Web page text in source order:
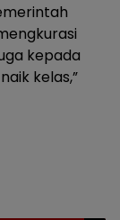
kepada
kelas,”